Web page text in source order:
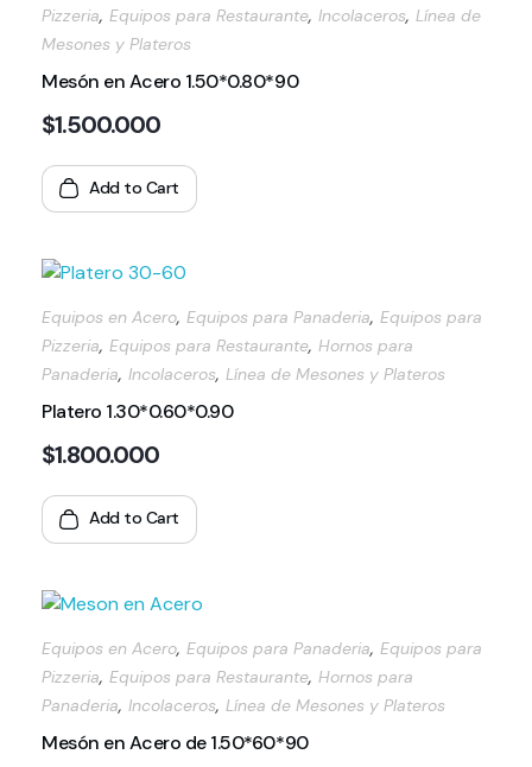
Mesón en Acero 1.50*0.80*90
$1.500.000
Pizzeria, Equipos para Restaurante, Incolaceros, Línea de
Mesones y Plateros
Add to Cart
Platero 1.30*0.60*0.90
$1.800.000
Equipos en Acero, Equipos para Panaderia, Equipos para
Pizzeria, Equipos para Restaurante, Hornos para
Panaderia, Incolaceros, Línea de Mesones y Plateros
Add to Cart
Mesón en Acero de 1.50*60*90
Equipos en Acero, Equipos para Panaderia, Equipos para
Pizzeria, Equipos para Restaurante, Hornos para
Panaderia, Incolaceros, Línea de Mesones y Plateros